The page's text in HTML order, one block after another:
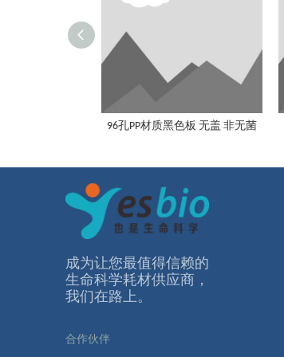
96孔PP材质黑色板 无盖 非无菌
成为让您最值得信赖的
⽣命科学耗材供应商，
我们在路上。
合作伙伴